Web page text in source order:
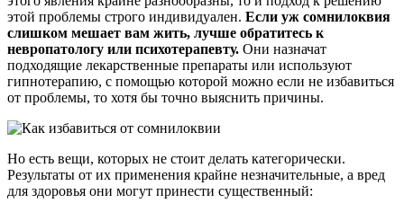
этой проблемы строго индивидуален. Если уж сомнилоквия
слишком мешает вам жить, лучше обратитесь к
невропатологу или психотерапевту. Они назначат
подходящие лекарственные препараты или используют
гипнотерапию, с помощью которой можно если не избавиться
от проблемы, то хотя бы точно выяснить причины.
Но есть вещи, которых не стоит делать категорически.
Результаты от их применения крайне незначительные, а вред
для здоровья они могут принести существенный: